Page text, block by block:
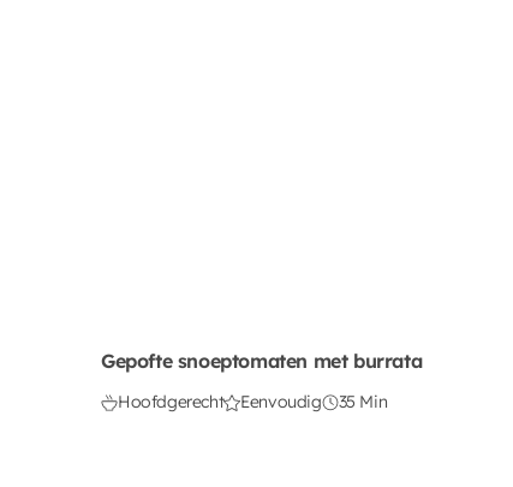
Gepofte snoeptomaten met burrata
Hoofdgerecht Eenvoudig 35 Min